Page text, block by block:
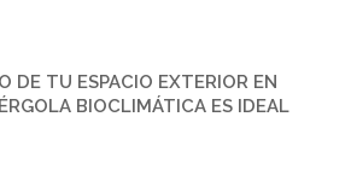
DE TU ESPACIO EXTERIOR EN
BIOCLIMÁTICA ES IDEAL